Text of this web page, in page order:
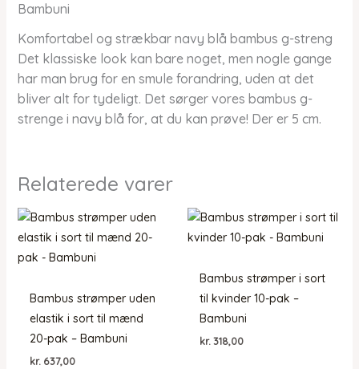
Bambuni
Komfortabel og strækbar navy blå bambus g-streng
Det klassiske look kan bare noget, men nogle gange
har man brug for en smule forandring, uden at det
bliver alt for tydeligt. Det sørger vores bambus g-
strenge i navy blå for, at du kan prøve! Der er 5 cm.
Relaterede varer
Bambus strømper uden
elastik i sort til mænd
20-pak – Bambuni
kr.637,00
Bambus strømper i sort
til kvinder 10-pak –
Bambuni
kr.318,00